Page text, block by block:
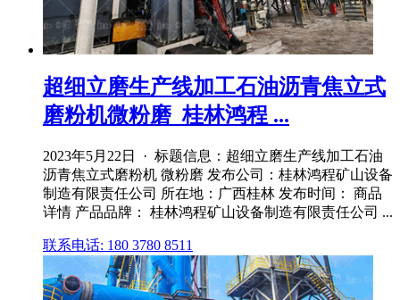
超细立磨生产线加工石油沥青焦立式
磨粉机微粉磨_桂林鸿程 ...
2023年5月22日 · 标题信息：超细立磨生产线加工石油
沥青焦立式磨粉机 微粉磨 发布公司：桂林鸿程矿山设备
制造有限责任公司 所在地：广西桂林 发布时间： 商品
详情 产品品牌： 桂林鸿程矿山设备制造有限责任公司 ...
联系电话: 180 3780 8511